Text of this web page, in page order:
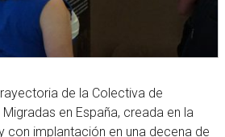
de la Colectiva de
en España, creada en la
con implantación en una decena de